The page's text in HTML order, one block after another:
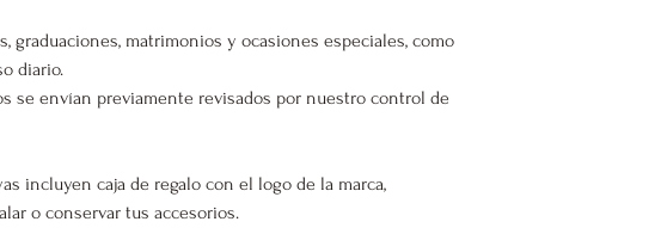
graduaciones, matrimonios y ocasiones especiales, como
diario.
se envían previamente revisados por nuestro control de
incluyen caja de regalo con el logo de la marca,
o conservar tus accesorios.